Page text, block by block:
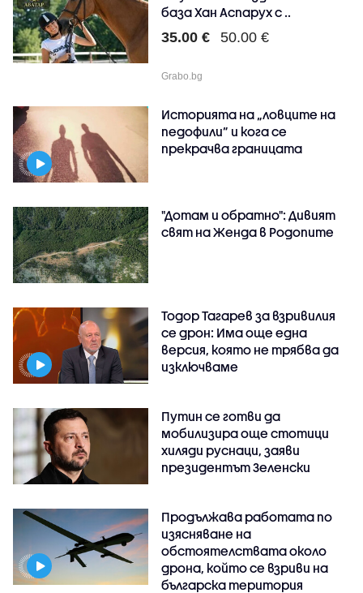
база Хан Аспарух с ..
35.00 € 50.00 €
Grabo.bg
Историята на „ловците на
педофили” и кога се
прекрачва границата
"Дотам и обратно": Дивият
свят на Женда в Родопите
Тодор Тагарев за взривилия
се дрон: Има още една
версия, която не трябва да
изключваме
Путин се готви да
мобилизира още стотици
хиляди руснаци, заяви
президентът Зеленски
Продължава работата по
изясняване на
обстоятелствата около
дрона, който се взриви на
българска територия